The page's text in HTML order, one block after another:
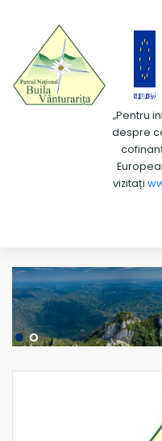
„Pentru
despre
vizitați